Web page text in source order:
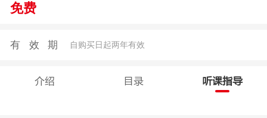
免费
有效期 自购买日起两年有效
介绍 目录 听课指导